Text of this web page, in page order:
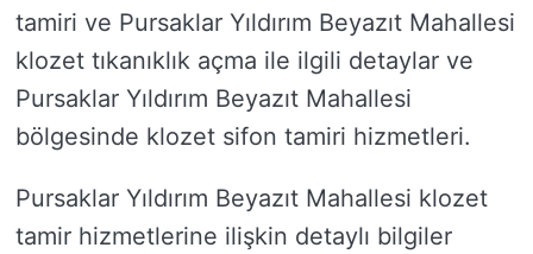
tamiri ve Pursaklar Yıldırım Beyazıt Mahallesi
klozet tıkanıklık açma ile ilgili detaylar ve
Pursaklar Yıldırım Beyazıt Mahallesi
bölgesinde klozet sifon tamiri hizmetleri.
Pursaklar Yıldırım Beyazıt Mahallesi klozet
tamir hizmetlerine ilişkin detaylı bilgiler